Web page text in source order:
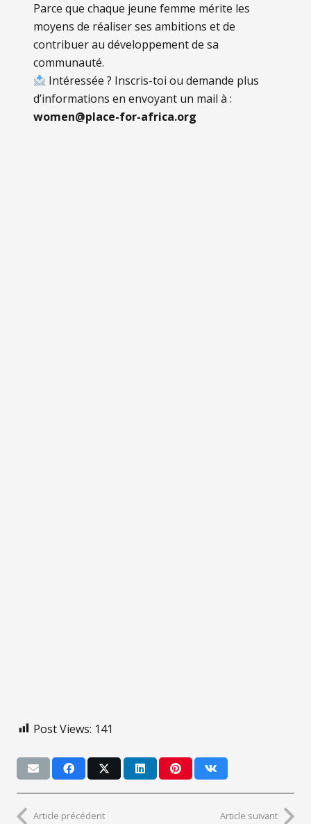
Parce que chaque jeune femme mérite les
moyens de réaliser ses ambitions et de
contribuer au développement de sa
communauté.
Intéressée ? Inscris-toi ou demande plus
d’informations en envoyant un mail à :
women@place-for-africa.org
Post Views: 141
Article précédent Article suivant